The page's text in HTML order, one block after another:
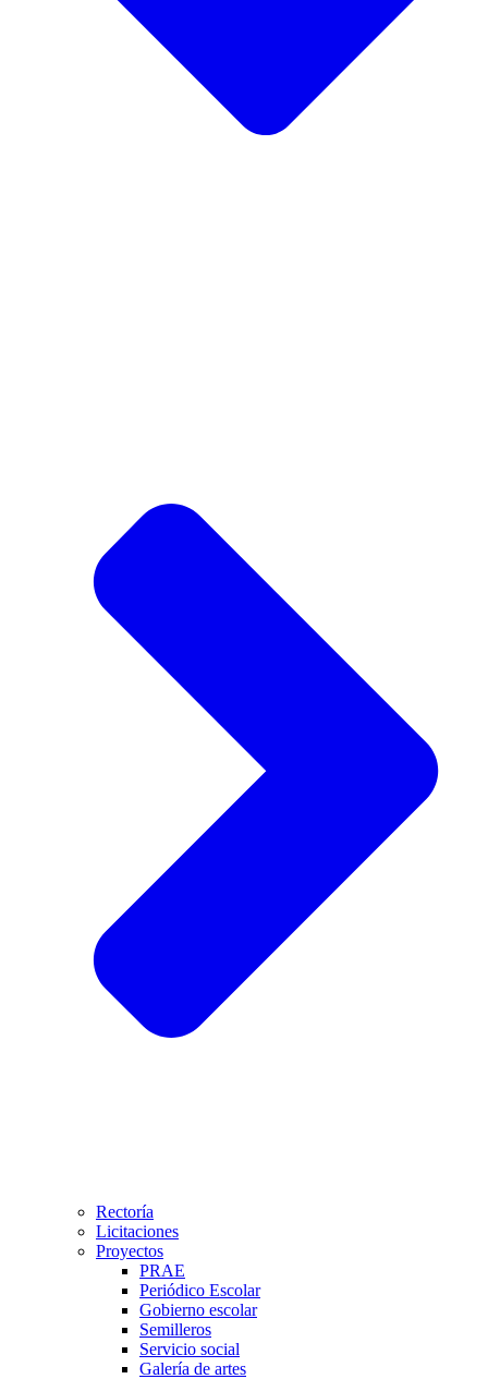
Rectoría
Licitaciones
Proyectos
PRAE
Periódico Escolar
Gobierno escolar
Semilleros
Servicio social
Galería de artes